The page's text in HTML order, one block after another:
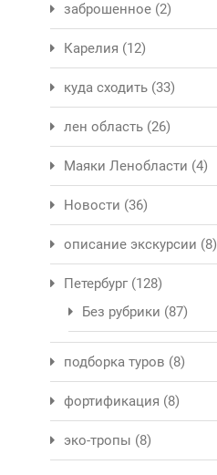
заброшенное (2)
Карелия (12)
куда сходить (33)
лен область (26)
Маяки Ленобласти (4)
Новости (36)
описание экскурсии (8)
Петербург (128)
Без рубрики (87)
подборка туров (8)
фортификация (8)
эко-тропы (8)